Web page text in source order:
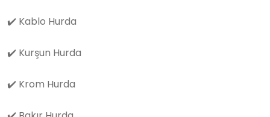
✔️ Kablo Hurda
✔️ Kurşun Hurda
✔️ Krom Hurda